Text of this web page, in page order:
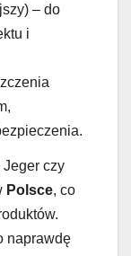
– do
i
Jeger czy
Polsce, co
naprawdę